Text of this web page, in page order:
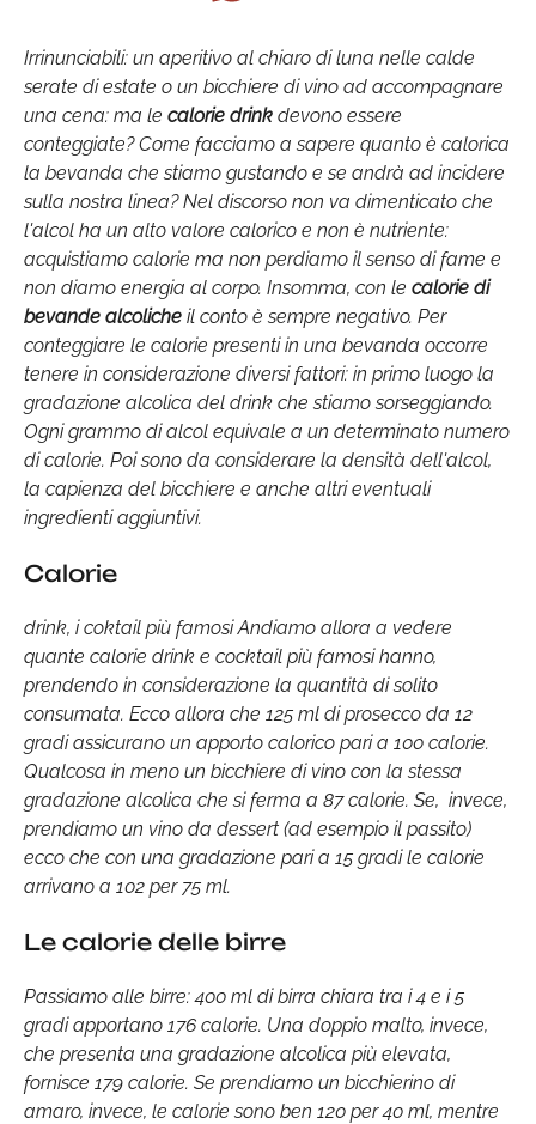
Irrinunciabili: un aperitivo al chiaro di luna nelle calde
serate di estate o un bicchiere di vino ad accompagnare
una cena: ma le calorie drink devono essere
conteggiate? Come facciamo a sapere quanto è calorica
la bevanda che stiamo gustando e se andrà ad incidere
sulla nostra linea? Nel discorso non va dimenticato che
l'alcol ha un alto valore calorico e non è nutriente:
acquistiamo calorie ma non perdiamo il senso di fame e
non diamo energia al corpo. Insomma, con le calorie di
bevande alcoliche il conto è sempre negativo. Per
conteggiare le calorie presenti in una bevanda occorre
tenere in considerazione diversi fattori: in primo luogo la
gradazione alcolica del drink che stiamo sorseggiando.
Ogni grammo di alcol equivale a un determinato numero
di calorie. Poi sono da considerare la densità dell'alcol,
la capienza del bicchiere e anche altri eventuali
ingredienti aggiuntivi.
Calorie
drink, i coktail più famosi Andiamo allora a vedere
quante calorie drink e cocktail più famosi hanno,
prendendo in considerazione la quantità di solito
consumata. Ecco allora che 125 ml di prosecco da 12
gradi assicurano un apporto calorico pari a 100 calorie.
Qualcosa in meno un bicchiere di vino con la stessa
gradazione alcolica che si ferma a 87 calorie. Se, invece,
prendiamo un vino da dessert (ad esempio il passito)
ecco che con una gradazione pari a 15 gradi le calorie
arrivano a 102 per 75 ml.
Le calorie delle birre
Passiamo alle birre: 400 ml di birra chiara tra i 4 e i 5
gradi apportano 176 calorie. Una doppio malto, invece,
che presenta una gradazione alcolica più elevata,
fornisce 179 calorie. Se prendiamo un bicchierino di
amaro, invece, le calorie sono ben 120 per 40 ml, mentre